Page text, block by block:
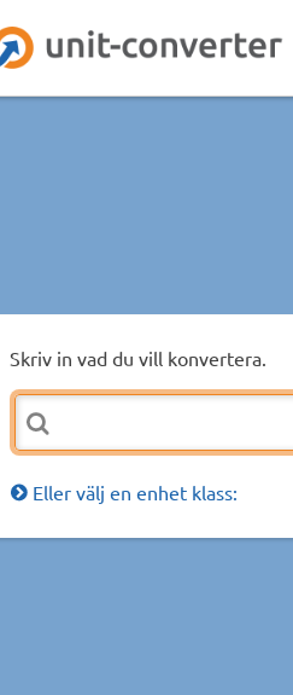
Skriv in vad du vill konvertera.
Eller välj en enhet klass: